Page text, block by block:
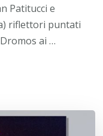
Patitucci e
riflettori puntati
ai …